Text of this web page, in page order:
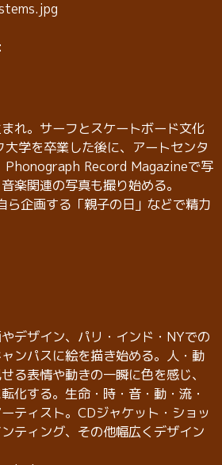
れ。サーフとスケートボード文化
学を卒業した後に、アートセンタ
Phonograph Record Magazineで写
楽関連の写真も撮り始める。
企画する「親子の日」などで精力
デザイン、パリ・インド・NYでの
ンパスに絵を描き始める。人・動
る表情や動きの一瞬に色を感じ、
化する。生命・時・音・動・流・
ティスト。CDジャケット・ショッ
ティング、その他幅広くデザイン